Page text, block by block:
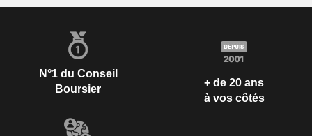
N°1 du Conseil
Boursier
+ de 20 ans
à vos côtés